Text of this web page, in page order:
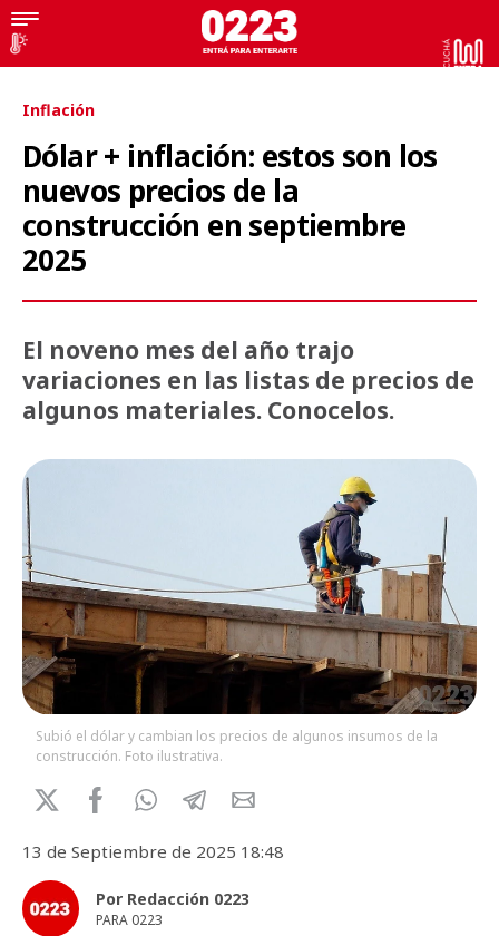
Inflación
Dólar + inflación: estos son los
nuevos precios de la
construcción en septiembre
2025
El noveno mes del año trajo
variaciones en las listas de precios de
algunos materiales. Conocelos.
Subió el dólar y cambian los precios de algunos insumos de la
construcción. Foto ilustrativa.
13 de Septiembre de 2025 18:48
Por Redacción 0223
PARA 0223